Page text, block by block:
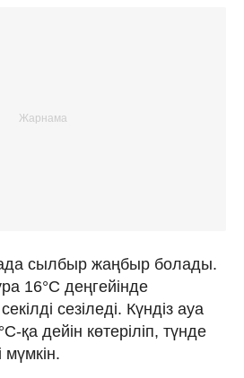
сылбыр жаңбыр болады.
16°C деңгейінде
сезіледі. Күндіз ауа
қа дейін көтеріліп, түнде
мүмкін.